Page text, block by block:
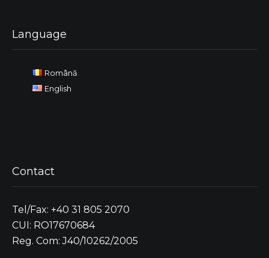
Language
Română
English
Contact
Tel/Fax: +40 31 805 2070
CUI: RO17670684
Reg. Com: J40/10262/2005